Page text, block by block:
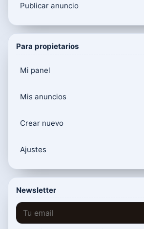
Publicar anuncio
Para propietarios
Mi panel
Mis anuncios
Crear nuevo
Ajustes
Newsletter